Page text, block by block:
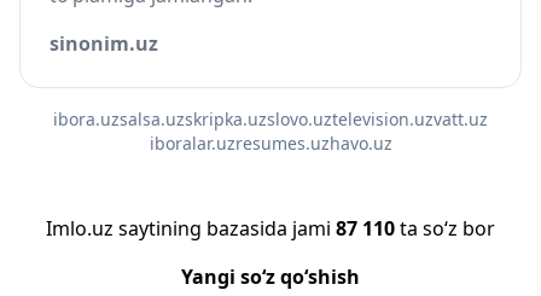
sinonim.uz
ibora.uzsalsa.uzskripka.uzslovo.uztelevision.uzvatt.uz
iboralar.uzresumes.uzhavo.uz
Imlo.uz saytining bazasida jami 87 110ta so‘z bor
Yangi so‘z qo‘shish